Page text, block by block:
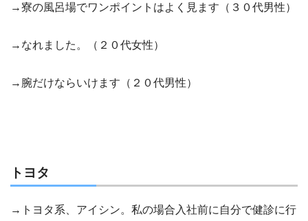
→寮の風呂場でワンポイントはよく見ます（３０代男性）
→なれました。（２０代女性）
→腕だけならいけます（２０代男性）
トヨタ
→トヨタ系、アイシン。私の場合入社前に自分で健診に行